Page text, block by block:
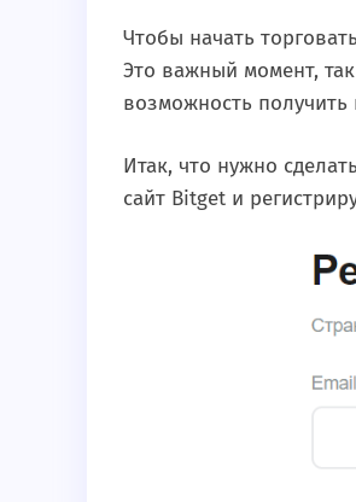
Чтобы начать
Это важный момент,
возможность
Итак, что нужно
сайт Bitget и